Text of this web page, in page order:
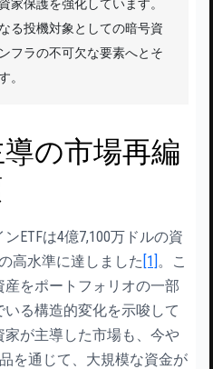
家保護を強化しています。
る投機対象としての暗号資
フラの不可欠な要素へとそ
。
の市場再編
ETFは4億7,100万ドルの資
高水準に達しました [1]。こ
をポートフォリオの一部
る構造的変化を示唆して
が主導した市場も、今や
を通じて、大規模な資金が